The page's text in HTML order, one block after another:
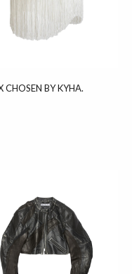
BY KYHA.